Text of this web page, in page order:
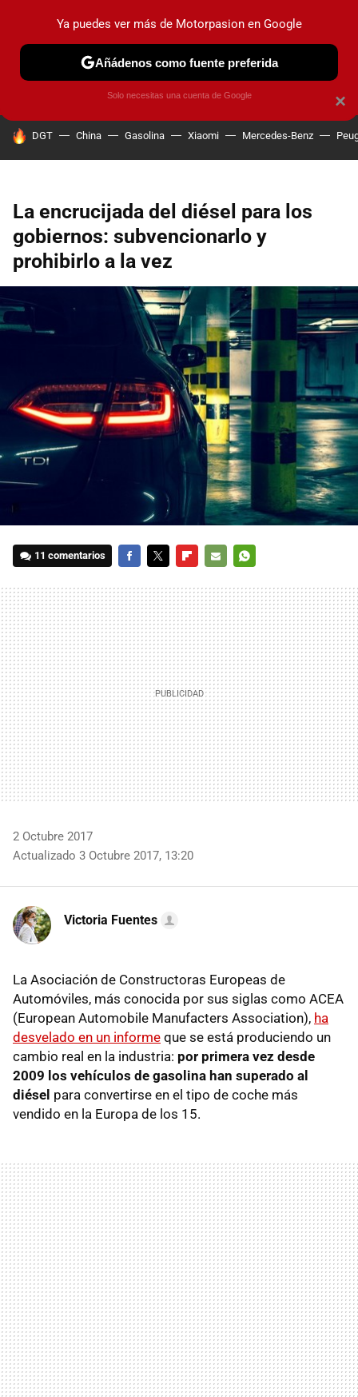
PRUEBAS COCHES ELÉCTRICOS OBSERVATORIO
HOY SE HABLA DE
DGT China Gasolina Xiaomi Mercedes-Benz
La encrucijada del diésel para los
gobiernos: subvencionarlo y
prohibirlo a la vez
11 comentarios
MAIL
2 Octubre 2017
Actualizado 3 Octubre 2017, 13:20
Victoria Fuentes
La Asociación de Constructoras Europeas de
Automóviles, más conocida por sus siglas como ACEA
(European Automobile Manufacters Association), ha
desvelado en un informe que se está produciendo un
cambio real en la industria: por primera vez desde
2009 los vehículos de gasolina han superado al
diésel para convertirse en el tipo de coche más
vendido en la Europa de los 15.
×
Ya puedes ver más de Motorpasion en Google
Añádenos como fuente preferida
Solo necesitas una cuenta de Google